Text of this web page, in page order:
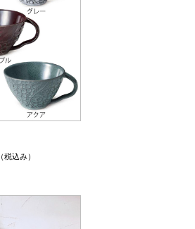
（税込み）